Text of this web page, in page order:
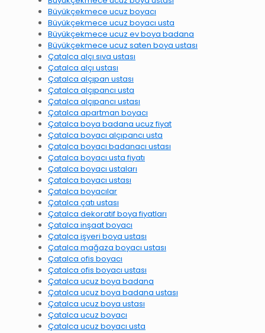
Büyükçekmece ucuz boyacı
Büyükçekmece ucuz boyacı usta
Büyükçekmece ucuz ev boya badana
Büyükçekmece ucuz saten boya ustası
Çatalca alçı sıva ustası
Çatalca alçı ustası
Çatalca alçıpan ustası
Çatalca alçıpancı usta
Çatalca alçıpancı ustası
Çatalca apartman boyacı
Çatalca boya badana ucuz fiyat
Çatalca boyacı alçıpancı usta
Çatalca boyacı badanacı ustası
Çatalca boyacı usta fiyatı
Çatalca boyacı ustaları
Çatalca boyacı ustası
Çatalca boyacılar
Çatalca çatı ustası
Çatalca dekoratif boya fiyatları
Çatalca inşaat boyacı
Çatalca işyeri boya ustası
Çatalca mağaza boyacı ustası
Çatalca ofis boyacı
Çatalca ofis boyacı ustası
Çatalca ucuz boya badana
Çatalca ucuz boya badana ustası
Çatalca ucuz boya ustası
Çatalca ucuz boyacı
Çatalca ucuz boyacı usta